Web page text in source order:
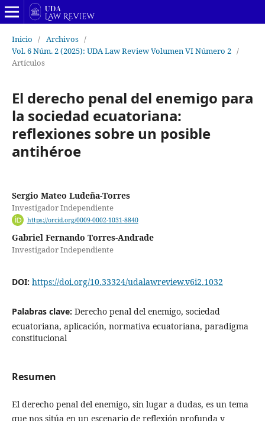
Inicio / Archivos /
Vol. 6 Núm. 2 (2025): UDA Law Review Volumen VI Número 2 /
Artículos
El derecho penal del enemigo para
la sociedad ecuatoriana:
reflexiones sobre un posible
antihéroe
Sergio Mateo Ludeña-Torres
Investigador Independiente
https://orcid.org/0009-0002-1031-8840
Gabriel Fernando Torres-Andrade
Investigador Independiente
DOI: https://doi.org/10.33324/udalawreview.v6i2.1032
Palabras clave: Derecho penal del enemigo, sociedad
ecuatoriana, aplicación, normativa ecuatoriana, paradigma
constitucional
Resumen
El derecho penal del enemigo, sin lugar a dudas, es un tema
que nos sitúa en un escenario de reflexión profunda y